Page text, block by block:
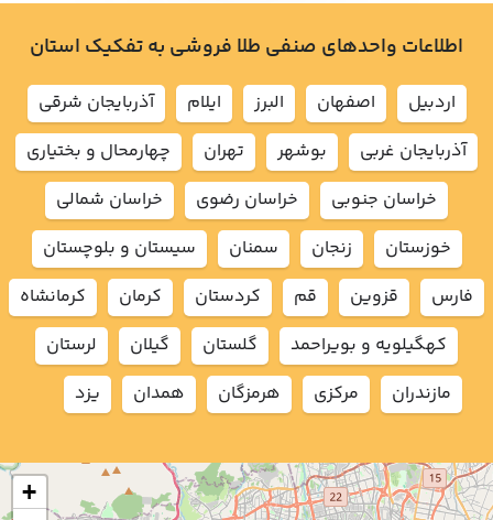
+
اطلاعات واحدهای صنفی طلا فروشی به تفکیک استان
اردبيل اصفهان البرز ايلام
آذربايجان شرقي
آذربايجان غربي
بوشهر تهران
چهارمحال و بختياري
خراسان جنوبي
خراسان رضوي
خراسان شمالي
خوزستان
زنجان سمنان
سيستان و بلوچستان
فارس
قزوين قم كردستان كرمان
كرمانشاه
كهگيلويه و بويراحمد
گلستان گيلان
لرستان
مازندران
مركزي هرمزگان همدان يزد